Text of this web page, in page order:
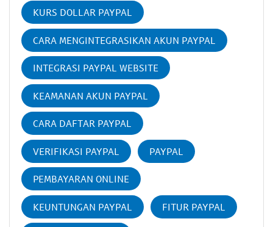
KURS DOLLAR PAYPAL
CARA MENGINTEGRASIKAN AKUN PAYPAL
INTEGRASI PAYPAL WEBSITE
KEAMANAN AKUN PAYPAL
CARA DAFTAR PAYPAL
VERIFIKASI PAYPAL PAYPAL
PEMBAYARAN ONLINE
KEUNTUNGAN PAYPAL FITUR PAYPAL